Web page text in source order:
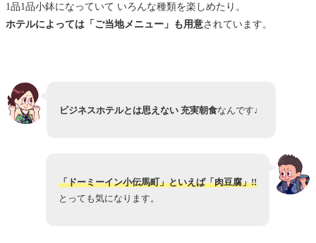
1品1品小鉢になっていて いろんな種類を楽しめたり。
ホテルによっては「ご当地メニュー」も用意されています。
ビジネスホテルとは思えない 充実朝食なんです♩
「ドーミーイン小伝馬町」といえば「肉豆腐」!!
とっても気になります。